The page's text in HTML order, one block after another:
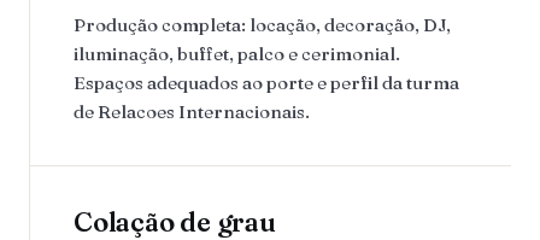
Produção completa: locação, decoração, DJ,
iluminação, buffet, palco e cerimonial.
Espaços adequados ao porte e perfil da turma
de Relacoes Internacionais.
Colação de grau